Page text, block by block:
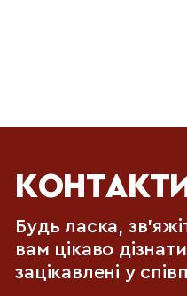
Будь ласка,
вам цікаво
зацікавлені у